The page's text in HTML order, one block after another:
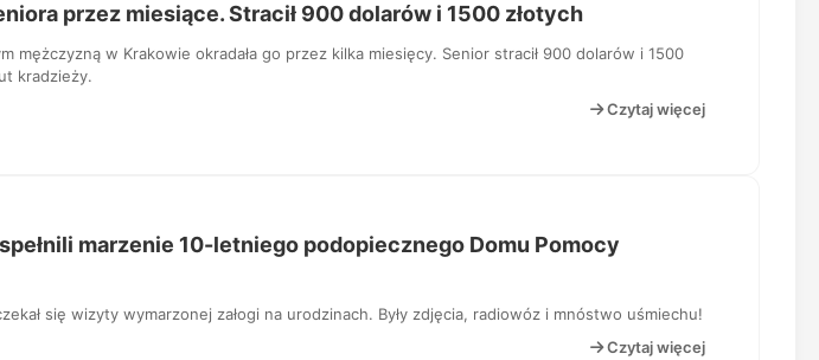
przez miesiące. Stracił 900 dolarów i 1500 złotych
mężczyzną w Krakowie okradała go przez kilka miesięcy. Senior stracił 900 dolarów i 1500
kradzieży.
Czytaj więcej
marzenie 10-letniego podopiecznego Domu Pomocy
się wizyty wymarzonej załogi na urodzinach. Były zdjęcia, radiowóz i mnóstwo uśmiechu!
Czytaj więcej